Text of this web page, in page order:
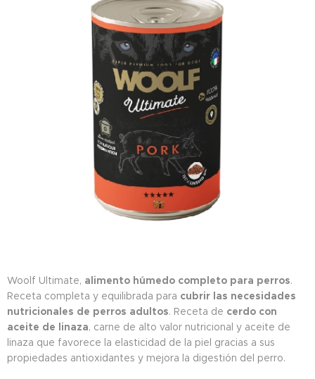
Woolf Ultimate, alimento húmedo completo para perros.
Receta completa y equilibrada para cubrir las necesidades
nutricionales de perros adultos. Receta de cerdo con
aceite de linaza, carne de alto valor nutricional y aceite de
linaza que favorece la elasticidad de la piel gracias a sus
propiedades antioxidantes y mejora la digestión del perro.